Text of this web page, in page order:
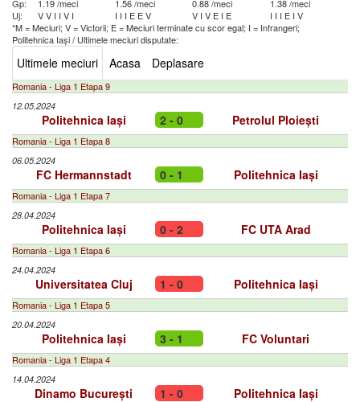
Gp:
1.19 /meci 1.56 /meci 0.88 /meci
1.38 /meci
Uj:
VV I I V I I I I E EV V I V E I E I I I E I V
*M = Meciuri; V = Victorii; E = Meciuri terminate cu scor egal; I = Infrangeri;
Politehnica Iași/ Ultimele meciuri disputate:
Ultimele meciuri Acasa Deplasare
Romania - Liga 1 Etapa 9
12.05.2024
Politehnica Iași 2 - 0 Petrolul Ploiești
Romania - Liga 1 Etapa 8
06.05.2024
FC Hermannstadt 0 - 1 Politehnica Iași
Romania - Liga 1 Etapa 7
28.04.2024
Politehnica Iași 0 - 2 FC UTA Arad
Romania - Liga 1 Etapa 6
24.04.2024
Universitatea Cluj 1 - 0 Politehnica Iași
Romania - Liga 1 Etapa 5
20.04.2024
Politehnica Iași 3 - 1 FC Voluntari
Romania - Liga 1 Etapa 4
14.04.2024
Dinamo București 1 - 0 Politehnica Iași